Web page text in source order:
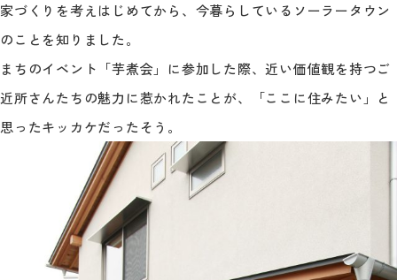
家づくりを考えはじめてから、今暮らしているソーラータウン
のことを知りました。
まちのイベント「芋煮会」に参加した際、近い価値観を持つご
近所さんたちの魅力に惹かれたことが、「ここに住みたい」と
思ったキッカケだったそう。